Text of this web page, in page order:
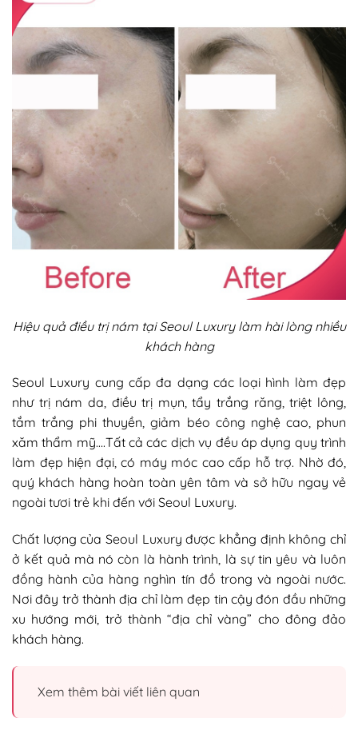
Hiệu quả điều trị nám tại Seoul Luxury làm hài lòng nhiều
khách hàng
Seoul Luxury cung cấp đa dạng các loại hình làm đẹp
như trị nám da, điều trị mụn, tẩy trắng răng, triệt lông,
tắm trắng phi thuyền, giảm béo công nghệ cao, phun
xăm thẩm mỹ….Tất cả các dịch vụ đều áp dụng quy trình
làm đẹp hiện đại, có máy móc cao cấp hỗ trợ. Nhờ đó,
quý khách hàng hoàn toàn yên tâm và sở hữu ngay vẻ
ngoài tươi trẻ khi đến với Seoul Luxury.
Chất lượng của Seoul Luxury được khẳng định không chỉ
ở kết quả mà nó còn là hành trình, là sự tin yêu và luôn
đồng hành của hàng nghìn tín đồ trong và ngoài nước.
Nơi đây trở thành địa chỉ làm đẹp tin cậy đón đầu những
xu hướng mới, trở thành “địa chỉ vàng” cho đông đảo
khách hàng.
Xem thêm bài viết liên quan